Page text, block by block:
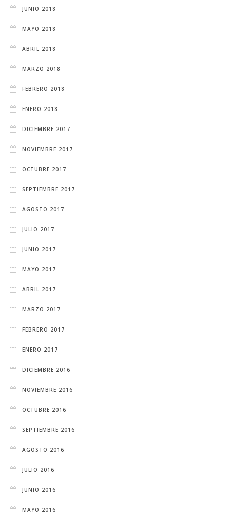
JUNIO 2018
MAYO 2018
ABRIL 2018
MARZO 2018
FEBRERO 2018
ENERO 2018
DICIEMBRE 2017
NOVIEMBRE 2017
OCTUBRE 2017
SEPTIEMBRE 2017
AGOSTO 2017
JULIO 2017
JUNIO 2017
MAYO 2017
ABRIL 2017
MARZO 2017
FEBRERO 2017
ENERO 2017
DICIEMBRE 2016
NOVIEMBRE 2016
OCTUBRE 2016
SEPTIEMBRE 2016
AGOSTO 2016
JULIO 2016
JUNIO 2016
MAYO 2016